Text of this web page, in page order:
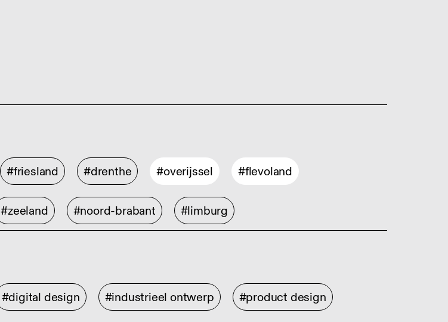
#friesland #drenthe #overijssel #flevoland
#zeeland #noord-brabant #limburg
#digital design #industrieel ontwerp #product design